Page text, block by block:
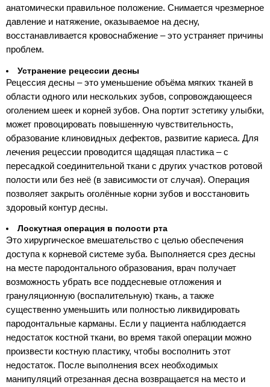
анатомически правильное положение. Снимается чрезмерное
давление и натяжение, оказываемое на десну,
восстанавливается кровоснабжение – это устраняет причины
проблем.
Устранение рецессии десны
Рецессия десны – это уменьшение объёма мягких тканей в
области одного или нескольких зубов, сопровождающееся
оголением шеек и корней зубов. Она портит эстетику улыбки,
может провоцировать повышенную чувствительность,
образование клиновидных дефектов, развитие кариеса. Для
лечения рецессии проводится щадящая пластика – с
пересадкой соединительной ткани с других участков ротовой
полости или без неё (в зависимости от случая). Операция
позволяет закрыть оголённые корни зубов и восстановить
здоровый контур десны.
Лоскутная операция в полости рта
Это хирургическое вмешательство с целью обеспечения
доступа к корневой системе зуба. Выполняется срез десны
на месте пародонтального образования, врач получает
возможность убрать все поддесневые отложения и
грануляционную (воспалительную) ткань, а также
существенно уменьшить или полностью ликвидировать
пародонтальные карманы. Если у пациента наблюдается
недостаток костной ткани, во время такой операции можно
произвести костную пластику, чтобы восполнить этот
недостаток. После выполнения всех необходимых
манипуляций отрезанная десна возвращается на место и